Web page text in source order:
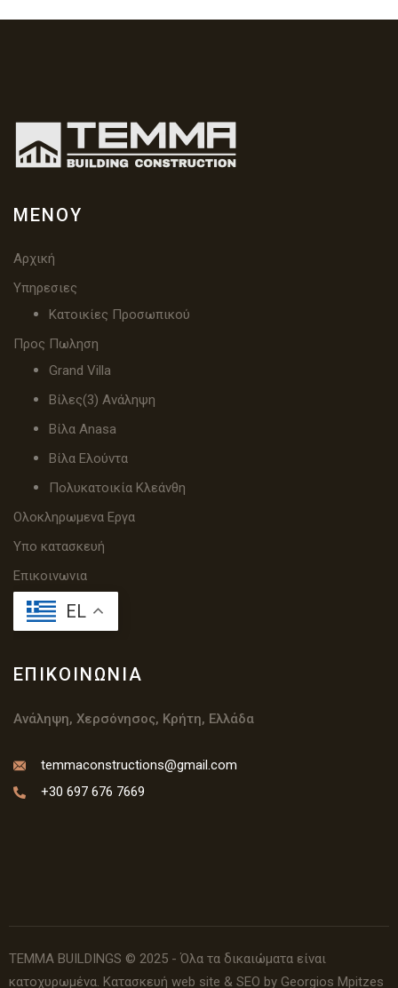
ΜΕΝΟΎ
Αρχική
Υπηρεσιες
Κατοικίες Προσωπικού
Προς Πωληση
Grand Villa
Βίλες(3) Ανάληψη
Βίλα Anasa
Βίλα Ελούντα
Πολυκατοικία Κλεάνθη
Ολοκληρωμενα Εργα
Υπο κατασκευή
Επικοινωνια
EL
ΕΠΙΚΟΙΝΩΝΊΑ
Ανάληψη, Χερσόνησος, Κρήτη, Ελλάδα
temmaconstructions@gmail.com
+30 697 676 7669
TEMMA BUILDINGS © 2025 - Όλα τα δικαιώματα είναι
κατοχυρωμένα. Κατασκευή web site & SEO by Georgios Mpitzes